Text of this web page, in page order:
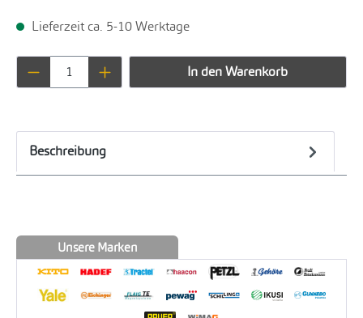
Lieferzeit ca. 5-10 Werktage
Produkt Anzahl: Gib den gewünschten
In den Warenkorb
Beschreibung
Unsere Marken